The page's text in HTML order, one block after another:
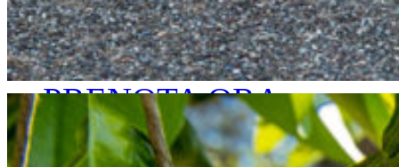
SHOP
CONTATTI
PRENOTA ORA
Go to...